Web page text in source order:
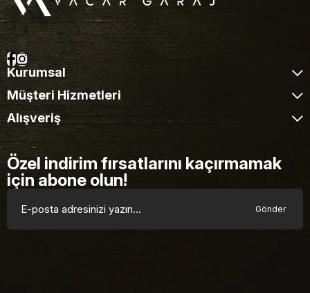
Kurumsal
Müşteri Hizmetleri
Alışveriş
Özel indirim fırsatlarını kaçırmamak
için abone olun!
Gönder